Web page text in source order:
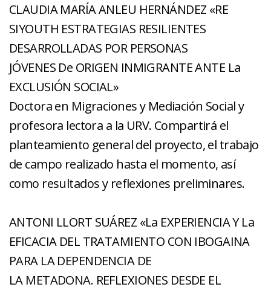
CLAUDIA MARÍA ANLEU HERNÁNDEZ «RE
SIYOUTH ESTRATEGIAS RESILIENTES
DESARROLLADAS POR PERSONAS
JÓVENES De ORIGEN INMIGRANTE ANTE La
EXCLUSIÓN SOCIAL»
Doctora en Migraciones y Mediación Social y
profesora lectora a la URV. Compartirá el
planteamiento general del proyecto, el trabajo
de campo realizado hasta el momento, así
como resultados y reflexiones preliminares.
ANTONI LLORT SUÁREZ «La EXPERIENCIA Y La
EFICACIA DEL TRATAMIENTO CON IBOGAINA
PARA LA DEPENDENCIA DE
LA METADONA. REFLEXIONES DESDE EL